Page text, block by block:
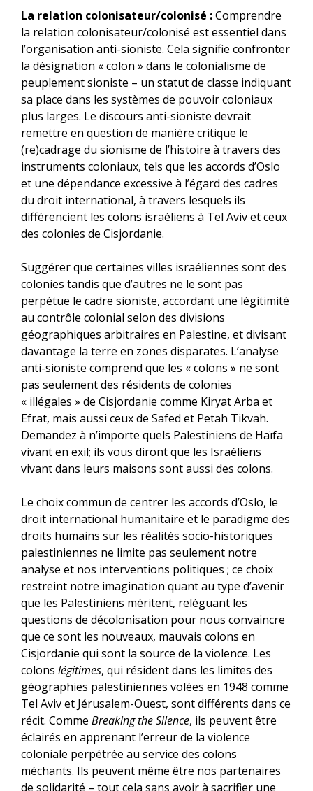
La relation colonisateur/colonisé :Comprendre
la relation colonisateur/colonisé est essentiel dans
l’organisation anti-sioniste. Cela signifie confronter
la désignation « colon » dans le colonialisme de
peuplement sioniste – un statut de classe indiquant
sa place dans les systèmes de pouvoir coloniaux
plus larges. Le discours anti-sioniste devrait
remettre en question de manière critique le
(re)cadrage du sionisme de l’histoire à travers des
instruments coloniaux, tels que les accords d’Oslo
et une dépendance excessive à l’égard des cadres
du droit international, à travers lesquels ils
différencient les colons israéliens à Tel Aviv et ceux
des colonies de Cisjordanie.
Suggérer que certaines villes israéliennes sont des
colonies tandis que d’autres ne le sont pas
perpétue le cadre sioniste, accordant une légitimité
au contrôle colonial selon des divisions
géographiques arbitraires en Palestine, et divisant
davantage la terre en zones disparates. L’analyse
anti-sioniste comprend que les « colons » ne sont
pas seulement des résidents de colonies
« illégales » de Cisjordanie comme Kiryat Arba et
Efrat, mais aussi ceux de Safed et Petah Tikvah.
Demandez à n’importe quels Palestiniens de Haïfa
vivant en exil; ils vous diront que les Israéliens
vivant dans leurs maisons sont aussi des colons.
Le choix commun de centrer les accords d’Oslo, le
droit international humanitaire et le paradigme des
droits humains sur les réalités socio-historiques
palestiniennes ne limite pas seulement notre
analyse et nos interventions politiques ; ce choix
restreint notre imagination quant au type d’avenir
que les Palestiniens méritent, reléguant les
questions de décolonisation pour nous convaincre
que ce sont les nouveaux, mauvais colons en
Cisjordanie qui sont la source de la violence. Les
colons légitimes, qui résident dans les limites des
géographies palestiniennes volées en 1948 comme
Tel Aviv et Jérusalem-Ouest, sont différents dans ce
récit. Comme Breaking the Silence, ils peuvent être
éclairés en apprenant l’erreur de la violence
coloniale perpétrée au service des colons
méchants. Ils peuvent même être nos partenaires
de solidarité – tout cela sans avoir à sacrifier une